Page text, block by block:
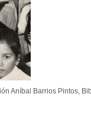
Aníbal Barrios Pintos,